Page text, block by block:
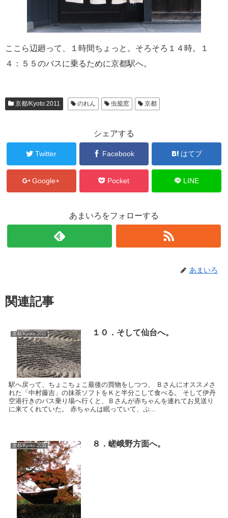
ここら辺廻って、１時間ちょっと。そろそろ１４時。１
４：５５のバスに乗るために京都駅へ。
京都/Kyoto:2011 のれん 虫籠窓 京都
シェアする
Twitter Facebook はてブ
Google+ Pocket LINE
あまいろをフォローする
あまいろ
関連記事
京都/Kyoto:2011 １０．そして仙台へ。
駅へ戻って、ちょこちょこ最後の買物をしつつ、 Ｂさんにオススメさ
れた「中村藤吉」の抹茶ソフトをＫと半分こして食べる。 そして伊丹
空港行きのバス乗り場へ行くと、Ｂさんが赤ちゃんを連れてお見送り
に来てくれていた。 赤ちゃんは眠っていて、ぷ...
京都/Kyoto:2011 ８．嵯峨野方面へ。